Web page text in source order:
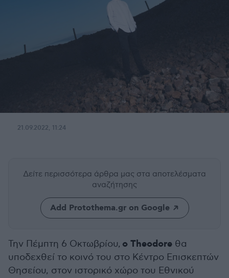
21.09.2022, 11:24
Δείτε περισσότερα άρθρα μας στα αποτελέσματα
αναζήτησης
Add Protothema.gr on Google
Την Πέμπτη 6 Οκτωβρίου, ο Theodore θα
υποδεχθεί το κοινό του στο Κέντρο Επισκεπτών
Θησείου, στον ιστορικό χώρο του Εθνικού